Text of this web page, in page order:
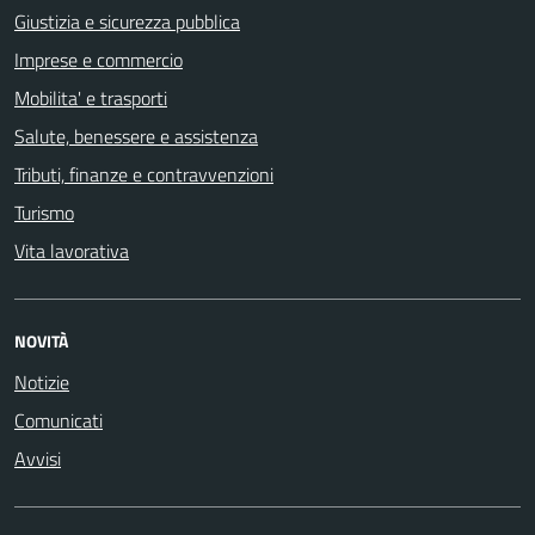
Giustizia e sicurezza pubblica
Imprese e commercio
Mobilita' e trasporti
Salute, benessere e assistenza
Tributi, finanze e contravvenzioni
Turismo
Vita lavorativa
NOVITÀ
Notizie
Comunicati
Avvisi